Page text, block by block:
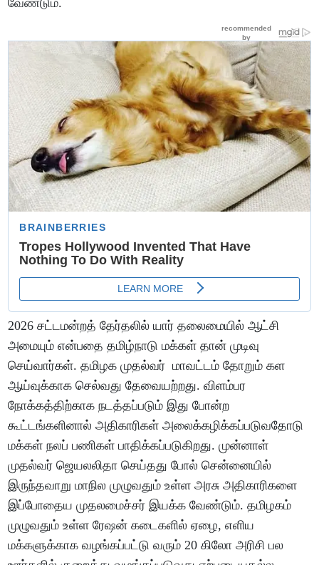
வேண்டும்.
2026 சட்டமன்றத் தேர்தலில் யார் தலைமையில் ஆட்சி
அமையும் என்பதை தமிழ்நாடு மக்கள் தான் முடிவு
செய்வார்கள். தமிழக முதல்வர் மாவட்டம் தோறும் கள
ஆய்வுக்காக செல்வது தேவையற்றது. விளம்பர
நோக்கத்திற்காக நடத்தப்படும் இது போன்ற
கூட்டங்களினால் அதிகாரிகள் அலைக்கழிக்கப்படுவதோடு
மக்கள் நலப் பணிகள் பாதிக்கப்படுகிறது. முன்னாள்
முதல்வர் ஜெயலலிதா செய்தது போல் சென்னையில்
இருந்தவாறு மாநில முழுவதும் உள்ள அரசு அதிகாரிகளை
இப்போதைய முதலமைச்சர் இயக்க வேண்டும். தமிழகம்
முழுவதும் உள்ள ரேஷன் கடைகளில் ஏழை, எளிய
மக்களுக்காக வழங்கப்பட்டு வரும் 20 கிலோ அரிசி பல